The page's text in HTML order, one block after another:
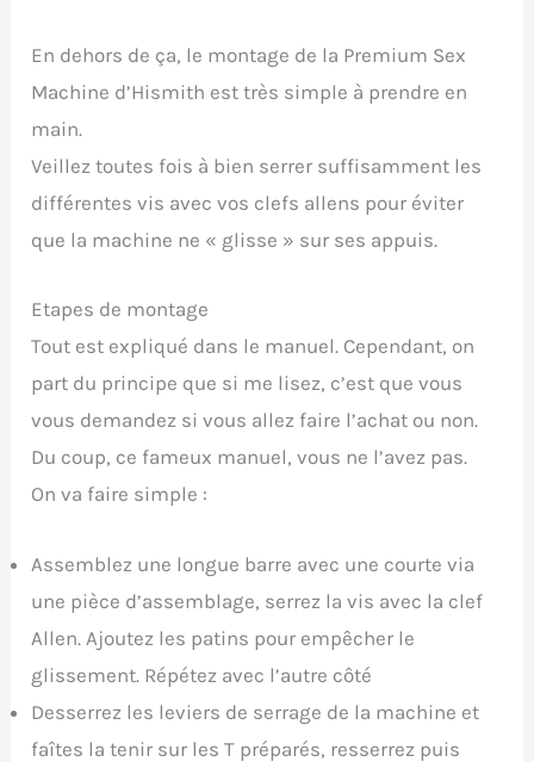
En dehors de ça, le montage de la Premium Sex
Machine d’Hismith est très simple à prendre en
main.
Veillez toutes fois à bien serrer suffisamment les
différentes vis avec vos clefs allens pour éviter
que la machine ne « glisse » sur ses appuis.
Etapes de montage
Tout est expliqué dans le manuel. Cependant, on
part du principe que si me lisez, c’est que vous
vous demandez si vous allez faire l’achat ou non.
Du coup, ce fameux manuel, vous ne l’avez pas.
On va faire simple :
Assemblez une longue barre avec une courte via
une pièce d’assemblage, serrez la vis avec la clef
Allen. Ajoutez les patins pour empêcher le
glissement. Répétez avec l’autre côté
Desserrez les leviers de serrage de la machine et
faîtes la tenir sur les T préparés, resserrez puis